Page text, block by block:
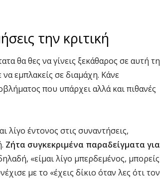
την κριτική
θα θες να γίνεις ξεκάθαρος σε αυτή τη
εμπλακείς σε διαμάχη. Κάνε
που υπάρχει αλλά και πιθανές
λίγο έντονος στις συναντήσεις,
Ζήτα συγκεκριμένα παραδείγματα για
«είμαι λίγο μπερδεμένος, μπορείς
με το «έχεις δίκιο όταν λες ότι τον